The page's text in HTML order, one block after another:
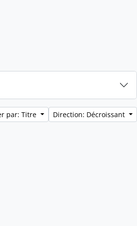
par: Titre Direction: Décroissant